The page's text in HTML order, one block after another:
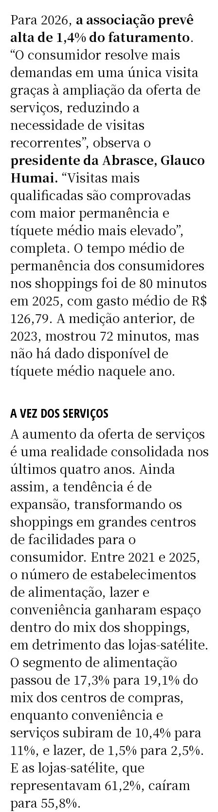
Para 2026, a associação prevê
alta de 1,4% do faturamento.
“O consumidor resolve mais
demandas em uma única visita
graças à ampliação da oferta de
serviços, reduzindo a
necessidade de visitas
recorrentes”, observa o
presidente da Abrasce, Glauco
Humai. “Visitas mais
qualificadas são comprovadas
com maior permanência e
tíquete médio mais elevado”,
completa. O tempo médio de
permanência dos consumidores
nos shoppings foi de 80 minutos
em 2025, com gasto médio de R$
126,79. A medição anterior, de
2023, mostrou 72 minutos, mas
não há dado disponível de
tíquete médio naquele ano.
A VEZ DOS SERVIÇOS
A aumento da oferta de serviços
é uma realidade consolidada nos
últimos quatro anos. Ainda
assim, a tendência é de
expansão, transformando os
shoppings em grandes centros
de facilidades para o
consumidor. Entre 2021 e 2025,
o número de estabelecimentos
de alimentação, lazer e
conveniência ganharam espaço
dentro do mix dos shoppings,
em detrimento das lojas-satélite.
O segmento de alimentação
passou de 17,3% para 19,1% do
mix dos centros de compras,
enquanto conveniência e
serviços subiram de 10,4% para
11%, e lazer, de 1,5% para 2,5%.
E as lojas-satélite, que
representavam 61,2%, caíram
para 55,8%.